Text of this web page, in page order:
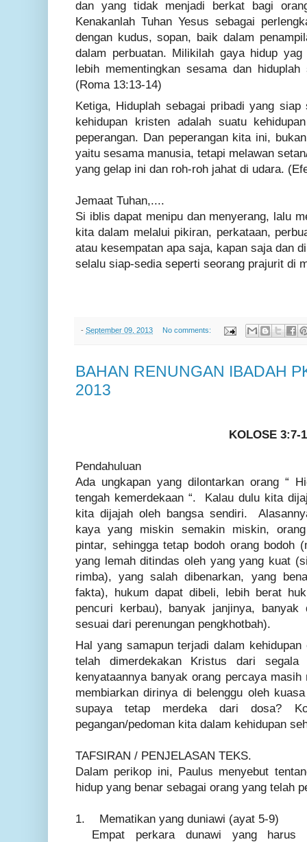
dan yang tidak menjadi berkat bagi
Kenakanlah Tuhan Yesus sebagai
dengan kudus, sopan, baik dalam
dalam perbuatan. Milikilah gaya hidup
lebih mementingkan sesama dan
(Roma 13:13-14)
Ketiga, Hiduplah sebagai pribadi yang
kehidupan kristen adalah suatu
peperangan. Dan peperangan kita ini,
yaitu sesama manusia, tetapi melawan
yang gelap ini dan roh-roh jahat di udara.
Jemaat Tuhan,....
Si iblis dapat menipu dan menyerang, lalu
kita dalam melalui pikiran, perkataan,
atau kesempatan apa saja, kapan saja dan
selalu siap-sedia seperti seorang prajurit di
- September 09, 2013 No comments:
BAHAN RENUNGAN IBADAH
2013
KOLOSE 3:7-
Pendahuluan
Ada ungkapan yang dilontarkan orang “
tengah kemerdekaan “. Kalau dulu kita
kita dijajah oleh bangsa sendiri.
kaya yang miskin semakin miskin,
pintar, sehingga tetap bodoh orang bodoh
yang lemah ditindas oleh yang yang kuat
rimba), yang salah dibenarkan, yang
fakta), hukum dapat dibeli, lebih berat
pencuri kerbau), banyak janjinya, banyak
sesuai dari perenungan pengkhotbah).
Hal yang samapun terjadi dalam
telah dimerdekakan Kristus dari
kenyataannya banyak orang percaya
membiarkan dirinya di belenggu oleh
supaya tetap merdeka dari dosa?
pegangan/pedoman kita dalam kehidupan
TAFSIRAN / PENJELASAN TEKS.
Dalam perikop ini, Paulus menyebut
hidup yang benar sebagai orang yang telah
1.
Mematikan yang duniawi (ayat 5-9)
Empat perkara dunawi yang harus